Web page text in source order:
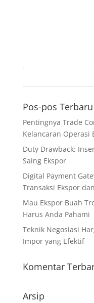
Pos-pos Terbaru
Pentingnya Trade
Kelancaran Operasi
Duty Drawback:
Saing Ekspor
Digital Payment
Transaksi Ekspor
Mau Ekspor Buah
Harus Anda Pahami
Teknik Negosiasi
Impor yang Efektif
Komentar
Arsip